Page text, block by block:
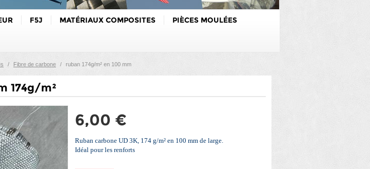
F5J MATÉRIAUX COMPOSITES PIÈCES MOULÉES
/ Fibre de carbone / ruban 174g/m² en 100 mm
174g/m²
6,00 €
Ruban carbone UD 3K, 174 g/m² en 100 mm de large.
Idéal pour les renforts